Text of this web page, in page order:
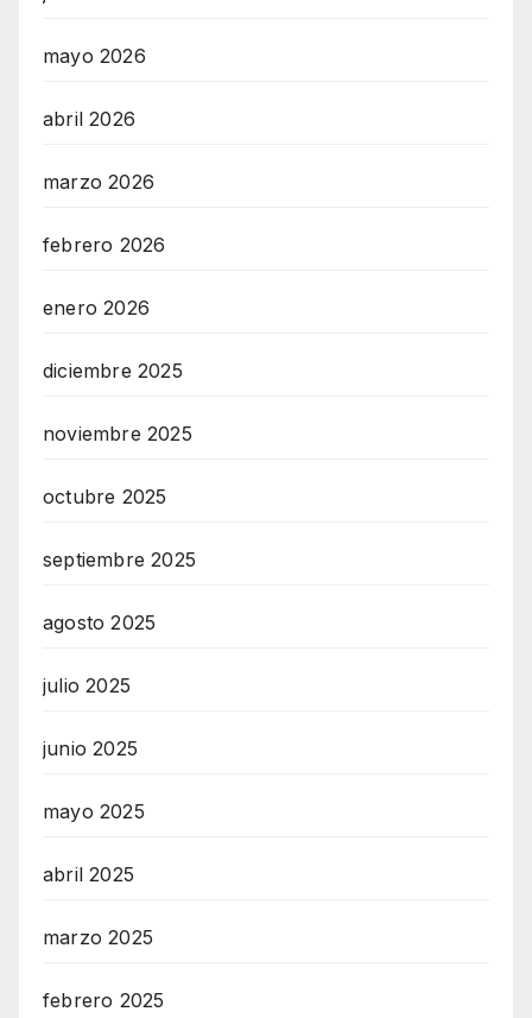
mayo 2026
abril 2026
marzo 2026
febrero 2026
enero 2026
diciembre 2025
noviembre 2025
octubre 2025
septiembre 2025
agosto 2025
julio 2025
junio 2025
mayo 2025
abril 2025
marzo 2025
febrero 2025